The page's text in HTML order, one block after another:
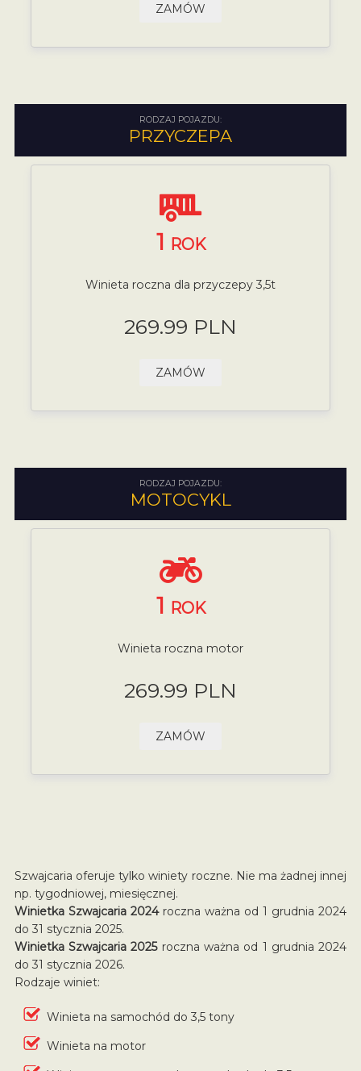
ZAMÓW
RODZAJ POJAZDU:
PRZYCZEPA
1 ROK
Winieta roczna dla przyczepy 3,5t
269.99 PLN
ZAMÓW
RODZAJ POJAZDU:
MOTOCYKL
1 ROK
Winieta roczna motor
269.99 PLN
ZAMÓW
Szwajcaria oferuje tylko winiety roczne. Nie ma żadnej innej
np. tygodniowej, miesięcznej.
Winietka Szwajcaria 2024roczna ważna od 1 grudnia 2024
do 31 stycznia 2025.
Winietka Szwajcaria 2025roczna ważna od 1 grudnia 2024
do 31 stycznia 2026.
Rodzaje winiet:
Winieta na samochód do 3,5 tony
Winieta na motor